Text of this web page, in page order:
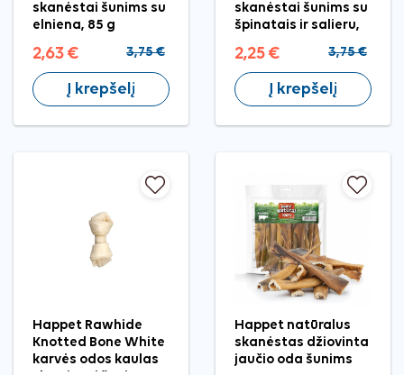
skanėstai šunims su
elniena, 85 g
2,63 € 3,75 €
Į krepšelį
skanėstai šunims su
špinatais ir salieru,
2,25 € 3,75 €
Į krepšelį
Happet Rawhide
Knotted Bone White
karvės odos kaulas
Happet natūralus
skanėstas džiovinta
jaučio oda šunims